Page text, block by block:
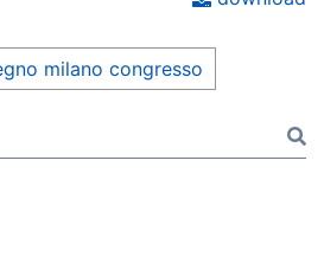
milano congresso